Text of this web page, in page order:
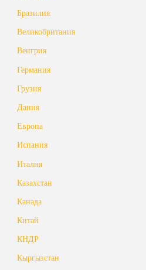
Бразилия
Великобритания
Венгрия
Германия
Грузия
Дания
Европа
Испания
Италия
Казахстан
Канада
Китай
КНДР
Кыргызстан